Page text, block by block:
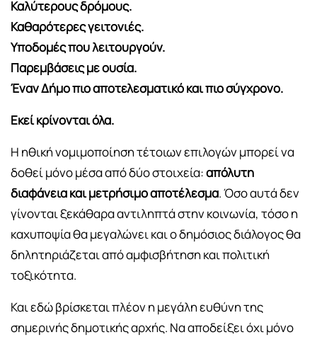
Καλύτερους δρόμους.
Καθαρότερες γειτονιές.
Υποδομές που λειτουργούν.
Παρεμβάσεις με ουσία.
Έναν Δήμο πιο αποτελεσματικό και πιο σύγχρονο.
Εκεί κρίνονται όλα.
Η ηθική νομιμοποίηση τέτοιων επιλογών μπορεί να
δοθεί μόνο μέσα από δύο στοιχεία:απόλυτη
διαφάνεια και μετρήσιμο αποτέλεσμα. Όσο αυτά δεν
γίνονται ξεκάθαρα αντιληπτά στην κοινωνία, τόσο η
καχυποψία θα μεγαλώνει και ο δημόσιος διάλογος θα
δηλητηριάζεται από αμφισβήτηση και πολιτική
τοξικότητα.
Και εδώ βρίσκεται πλέον η μεγάλη ευθύνη της
σημερινής δημοτικής αρχής. Να αποδείξει όχι μόνο